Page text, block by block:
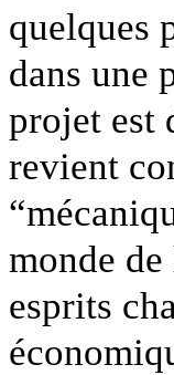
quelques
dans une
projet est
revient
monde
esprits